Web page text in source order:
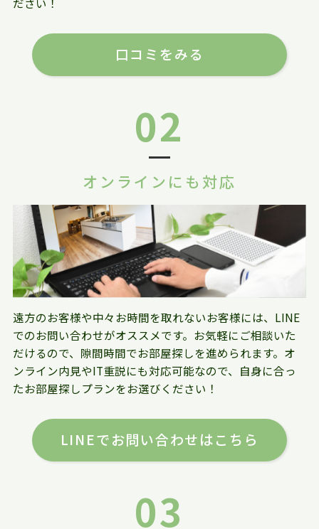
口コミをみる
02
オンラインにも対応
遠方のお客様や中々お時間を取れないお客様には、LINE
でのお問い合わせがオススメです。お気軽にご相談いた
だけるので、隙間時間でお部屋探しを進められます。オ
ンライン内見やIT重説にも対応可能なので、自身に合っ
たお部屋探しプランをお選びください！
LINEでお問い合わせはこちら
03